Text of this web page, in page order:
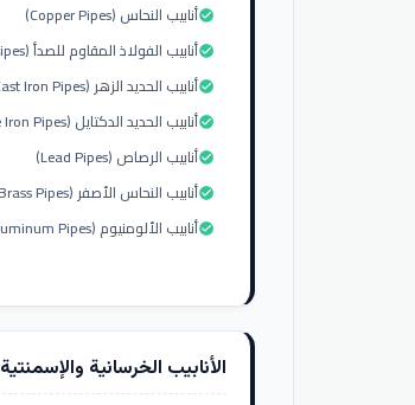
أنابيب النحاس (Copper Pipes)check_circle
أنابيب الفولاذ المقاوم للصدأ (Stainless Steel Pipes)check_circle
أنابيب الحديد الزهر (Cast Iron Pipes)check_circle
أنابيب الحديد الدكتايل (Ductile Iron Pipes)check_circle
أنابيب الرصاص (Lead Pipes)check_circle
أنابيب النحاس الأصفر (Brass Pipes)check_circle
أنابيب الألومنيوم (Aluminum Pipes)check_circle
الأنابيب الخرسانية والإسمنتية